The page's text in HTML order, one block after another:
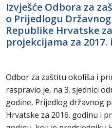
Izvješće Odbora za
o Prijedlogu
Republike Hrvatske
projekcijama za 2017.
Odbor za zaštitu okoliša i
raspravio je, na 3. sjednici
godine, Prijedlog državnog
Hrvatske za 2016. godinu i